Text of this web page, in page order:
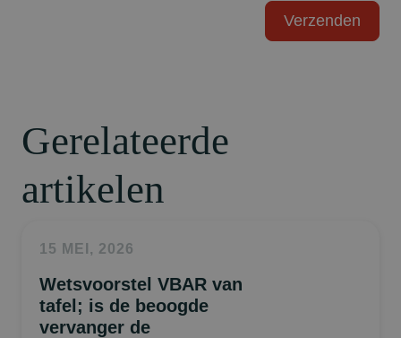
Gerelateerde
artikelen
15 MEI, 2026
Wetsvoorstel VBAR van
tafel; is de beoogde
vervanger de